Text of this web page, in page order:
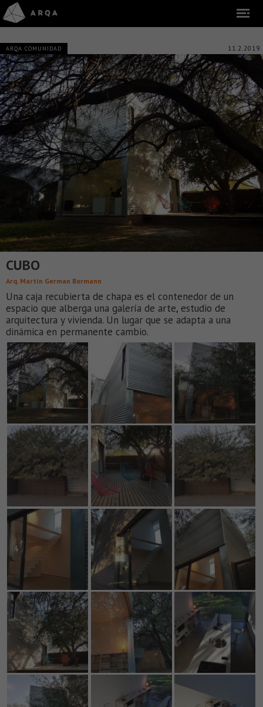
ARQA COMUNIDAD 11.2.2019
CUBO
Arq. Martín German Bormann
Una caja recubierta de chapa es el contenedor de un
espacio que alberga una galería de arte, estudio de
arquitectura y vivienda. Un lugar que se adapta a una
dinámica en permanente cambio.